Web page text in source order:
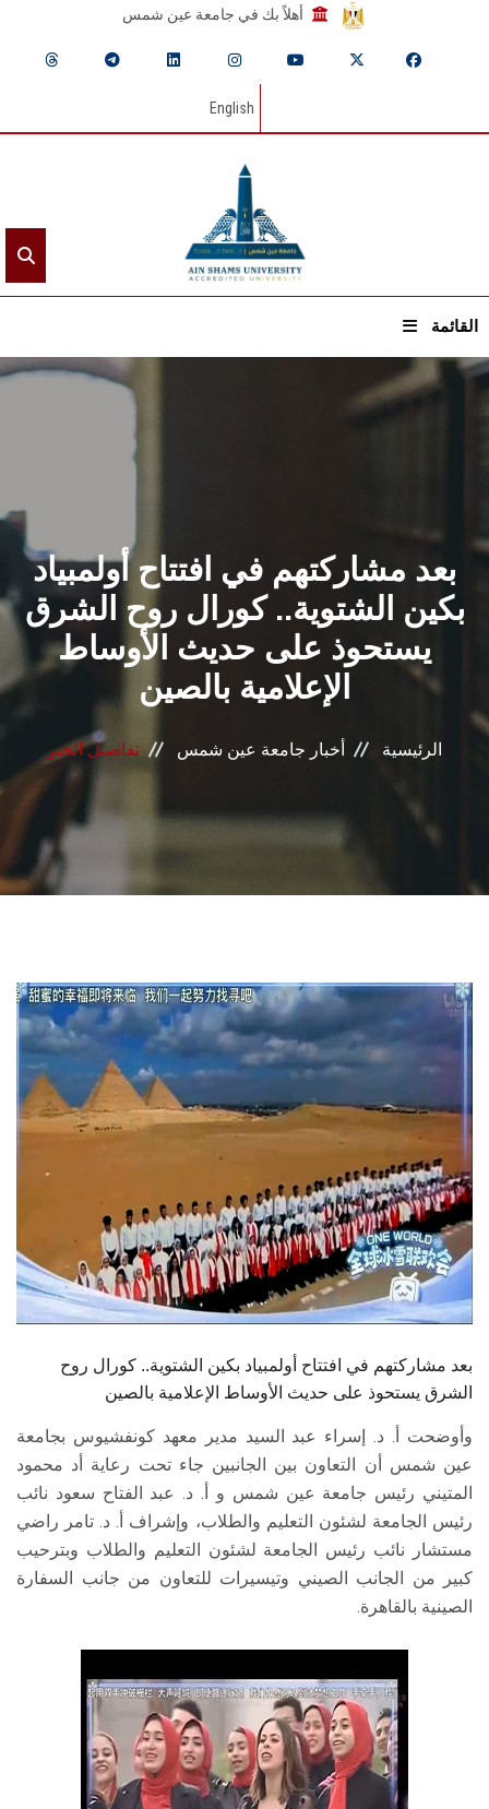
أهلاً بك في جامعة عين شمس
English
القائمة
القطاعـات
الشئون الأكاديمية
البحث العلمي
الرعاية الصحية
المراكز والوحدات
الأنظمة الذكية
الإعلام
الطلاب
هيئة التدريس
الدراسات العليا
الخريجين
الزائـرون
بعد مشاركتهم في افتتاح أولمبياد
بكين الشتوية.. كورال روح الشرق
يستحوذ على حديث الأوساط
الإعلامية بالصين
الرئيسية أخبار جامعة عين شمس تفاصيل الخبر
بعد مشاركتهم في افتتاح أولمبياد بكين الشتوية.. كورال روح
الشرق يستحوذ على حديث الأوساط الإعلامية بالصين
وأوضحت أ. د. إسراء عبد السيد مدير معهد كونفشيوس بجامعة
عين شمس أن التعاون بين الجانبين جاء تحت رعاية أد محمود
المتيني رئيس جامعة عين شمس و أ. د. عبد الفتاح سعود نائب
رئيس الجامعة لشئون التعليم والطلاب، وإشراف أ. د. تامر راضي
مستشار نائب رئيس الجامعة لشئون التعليم والطلاب وبترحيب
كبير من الجانب الصيني وتيسيرات للتعاون من جانب السفارة
الصينية بالقاهرة.